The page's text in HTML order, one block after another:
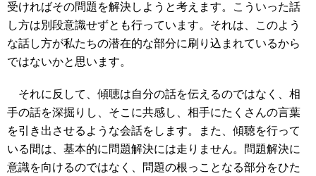
受ければその問題を解決しようと考えます。こういった話
し方は別段意識せずとも行っています。それは、このよう
な話し方が私たちの潜在的な部分に刷り込まれているから
ではないかと思います。
それに反して、傾聴は自分の話を伝えるのではなく、相
手の話を深掘りし、そこに共感し、相手にたくさんの言葉
を引き出させるような会話をします。また、傾聴を行って
いる間は、基本的に問題解決には走りません。問題解決に
意識を向けるのではなく、問題の根っことなる部分をひた